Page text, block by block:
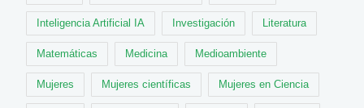
Inteligencia Artificial IA Investigación Literatura
Matemáticas Medicina Medioambiente
Mujeres Mujeres científicas Mujeres en Ciencia